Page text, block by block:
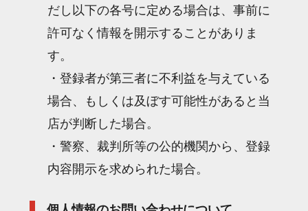
だし以下の各号に定める場合は、事前に
許可なく情報を開示することがありま
す。
・登録者が第三者に不利益を与えている
場合、もしくは及ぼす可能性があると当
店が判断した場合。
・警察、裁判所等の公的機関から、登録
内容開示を求められた場合。